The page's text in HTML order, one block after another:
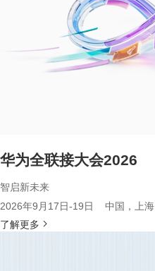
华为全联接大会2026
智启新未来
2026年9月17日-19日 中国，上海
了解更多